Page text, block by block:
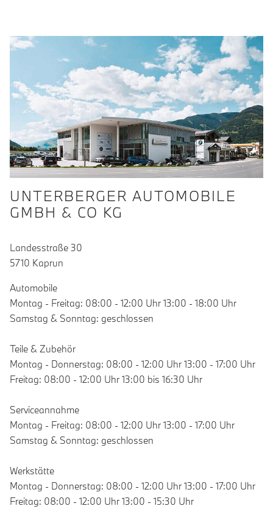
UNTERBERGER AUTOMOBILE
GMBH & CO KG
Landesstraße 30
5710 Kaprun
Automobile
Montag - Freitag: 08:00 - 12:00 Uhr 13:00 - 18:00 Uhr
Samstag & Sonntag: geschlossen
Teile & Zubehör
Montag - Donnerstag: 08:00 - 12:00 Uhr 13:00 - 17:00 Uhr
Freitag: 08:00 - 12:00 Uhr 13:00 bis 16:30 Uhr
Serviceannahme
Montag - Freitag: 08:00 - 12:00 Uhr 13:00 - 17:00 Uhr
Samstag & Sonntag: geschlossen
Werkstätte
Montag - Donnerstag: 08:00 - 12:00 Uhr 13:00 - 17:00 Uhr
Freitag: 08:00 - 12:00 Uhr 13:00 - 15:30 Uhr